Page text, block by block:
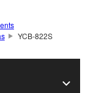
YCB-822S